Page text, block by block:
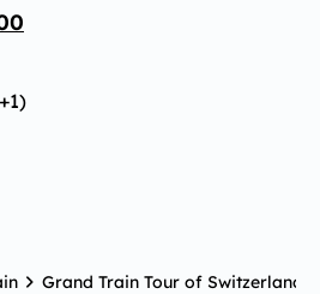
Grand Train Tour of Switzerland